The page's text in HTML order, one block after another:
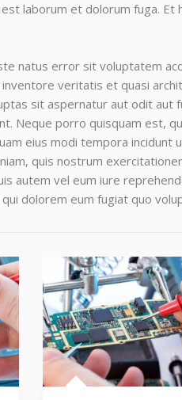
laborum et dolorum fuga.
natus error sit voluptatem
inventore veritatis et quasi
sit aspernatur aut odit aut
Neque porro quisquam est,
eius modi tempora
quis nostrum
autem vel eum iure
dolorem eum fugiat quo